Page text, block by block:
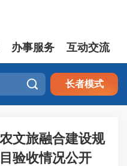
办事服务 互动交流
 长者模式
文旅融合建设规
验收情况公开